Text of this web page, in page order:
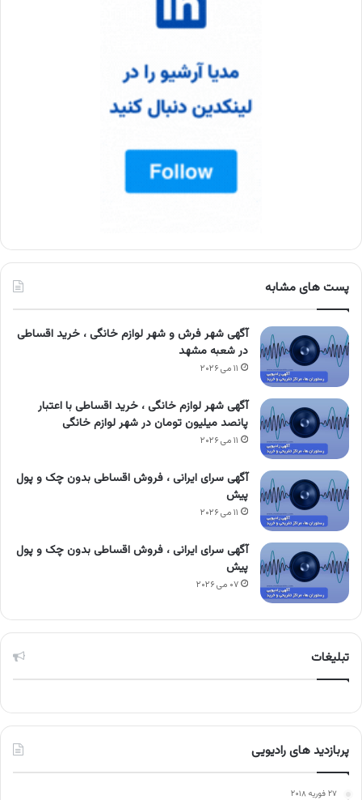
پست های مشابه
آگهی شهر فرش و شهر لوازم خانگی ، خرید اقساطی
در شعبه مشهد
۱۱ می ۲۰۲۶
آگهی شهر لوازم خانگی ، خرید اقساطی با اعتبار
پانصد میلیون تومان در شهر لوازم خانگی
۱۱ می ۲۰۲۶
آگهی سرای ایرانی ، فروش اقساطی بدون چک و پول
پیش
۱۱ می ۲۰۲۶
آگهی سرای ایرانی ، فروش اقساطی بدون چک و پول
پیش
۰۷ می ۲۰۲۶
تبلیغات
پربازدید های رادیویی
۲۷ فوریه ۲۰۱۸